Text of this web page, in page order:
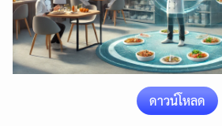
Search
Search
ดาวน์โหลด